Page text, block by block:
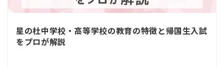
星の杜中学校・高等学校の教育の特徴と帰国生入試
をプロが解説